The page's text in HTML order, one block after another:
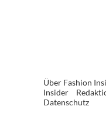
Über Fashion
Insider
Datenschutz